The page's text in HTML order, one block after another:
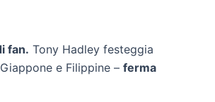
fan. Tony Hadley festeggia
e Filippine – ferma